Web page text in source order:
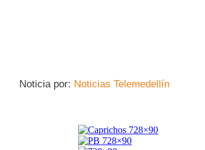
Noticia por: Noticias Telemedellín